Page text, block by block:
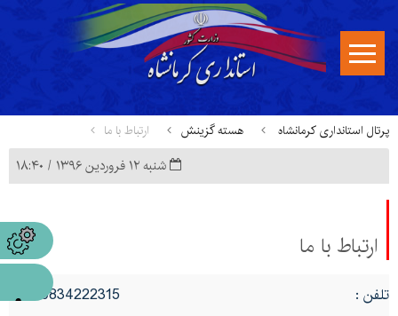
پرتال استانداری کرمانشاه هسته گزینش ارتباط با ما
شنبه ۱۲ فروردین ۱۳۹۶ / ۱۸:۴۰
ارتباط با ما
تلفن : 0834222315